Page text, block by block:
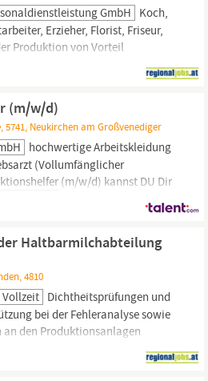
GmbH Koch,
Erzieher, Florist, Friseur,
Produktion von Vorteil
Deutschkenntnisse
(m/w/d)
5741, Neukirchen am Großvenediger
hochwertige Arbeitskleidung
(Vollumfänglicher
(m/w/d) kannst DU Dir
Manuelle und automatische
Allgemeine Metallbearbeitung
d)...Haltbarmilchabteilung
4810
Vollzeit Dichtheitsprüfungen und
bei der Fehleranalyse sowie
den Produktionsanlagen
Wartungs- und
Vorgaben